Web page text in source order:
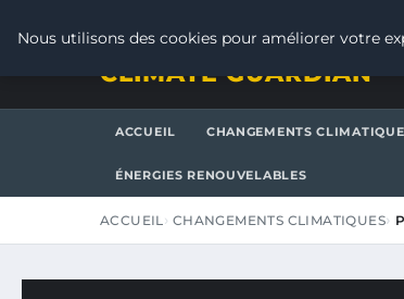
CLIMATE GUARDIAN
ACCUEIL CHANGEMENTS
ÉNERGIES RENOUVELABLES
ACCUEIL CHANGEMENTS CLIMATIQUES
Nous utilisons des cookies pour améliorer votre